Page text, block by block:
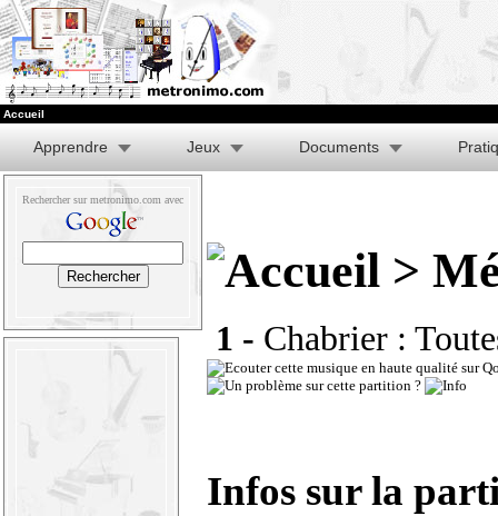
Accueil
Apprendre Jeux Documents
Rechercher sur metronimo.com avec
>
1 - Chabrier :
Infos sur la